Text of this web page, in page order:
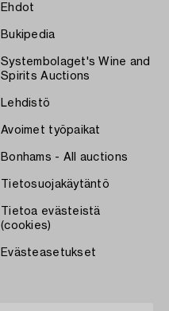
Ehdot
Bukipedia
Systembolaget's Wine and
Spirits Auctions
Lehdistö
Avoimet työpaikat
Bonhams - All auctions
Tietosuojakäytäntö
Tietoa evästeistä
(cookies)
Evästeasetukset